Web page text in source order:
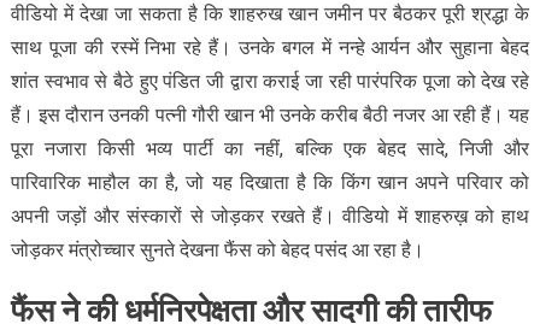
वीडियो में देखा जा सकता है कि शाहरुख खान जमीन पर बैठकर पूरी श्रद्धा के
साथ पूजा की रस्में निभा रहे हैं। उनके बगल में नन्हे आर्यन और सुहाना बेहद
शांत स्वभाव से बैठे हुए पंडित जी द्वारा कराई जा रही पारंपरिक पूजा को देख रहे
हैं। इस दौरान उनकी पत्नी गौरी खान भी उनके करीब बैठी नजर आ रही हैं। यह
पूरा नजारा किसी भव्य पार्टी का नहीं, बल्कि एक बेहद सादे, निजी और
पारिवारिक माहौल का है, जो यह दिखाता है कि किंग खान अपने परिवार को
अपनी जड़ों और संस्कारों से जोड़कर रखते हैं। वीडियो में शाहरुख़ को हाथ
जोड़कर मंत्रोच्चार सुनते देखना फैंस को बेहद पसंद आ रहा है।
फैंस ने की धर्मनिरपेक्षता और सादगी की तारीफ